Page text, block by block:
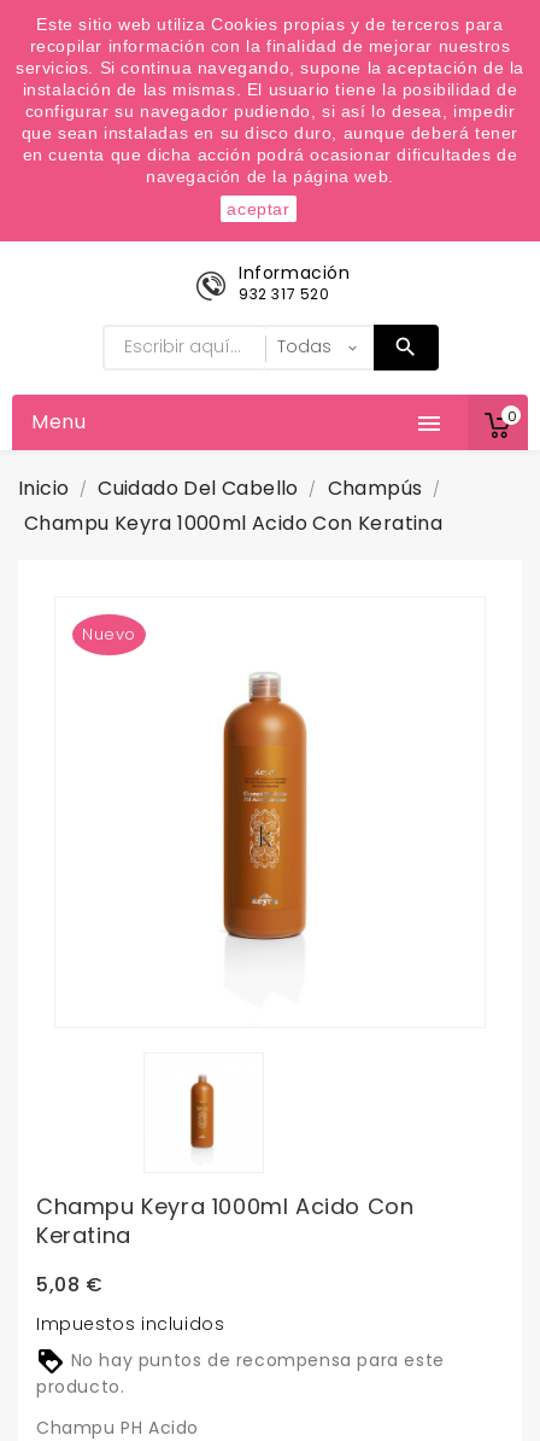
¿Quiere conocer las próximas ofertas del fin de
semana? Apúntate a nuestra Newsletter
Favoritos (0)

0
Información
932 317 520

Menu
Inicio Cuidado Del Cabello
Champús
Champu Keyra 1000ml Acido Con Keratina
Nuevo
Champu Keyra 1000ml Acido Con
Keratina
5,08 €
Impuestos incluidos
No hay puntos de recompensa para este
producto.
Champu PH Acido
Este sitio web utiliza Cookies propias y de terceros para
recopilar información con la finalidad de mejorar nuestros
servicios. Si continua navegando, supone la aceptación de la
instalación de las mismas. El usuario tiene la posibilidad de
configurar su navegador pudiendo, si así lo desea, impedir
que sean instaladas en su disco duro, aunque deberá tener
en cuenta que dicha acción podrá ocasionar dificultades de
navegación de la página web.
aceptar